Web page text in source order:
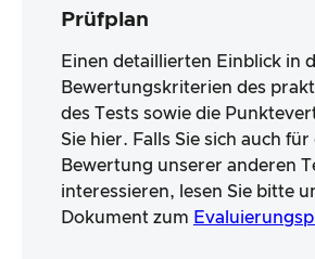
Prüfplan
Einen detaillierten Einblick in
Bewertungskriterien des
des Tests sowie die
Sie hier. Falls Sie sich auch für
Bewertung unserer anderen
interessieren, lesen Sie bitte
Dokument zum